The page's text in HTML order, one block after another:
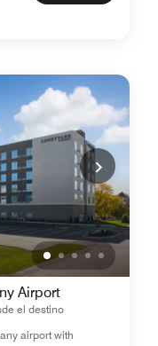
Airport
el destino
airport with